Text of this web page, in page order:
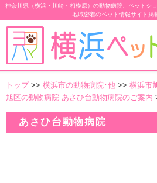
神奈川県（横浜・川崎・相模原）の動物病院、ペットシ
地域密着のペット情報サイト掲
トップ >> 横浜市の動物病院･他 >> 横浜市
旭区の動物病院 あさひ台動物病院のご案内
あさひ台動物病院